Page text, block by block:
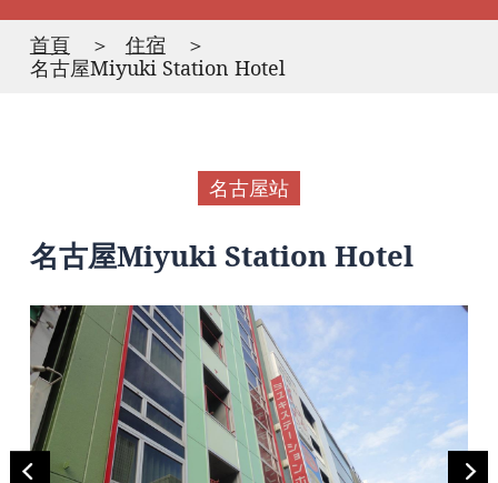
首頁
住宿
名古屋Miyuki Station Hotel
名古屋站
名古屋Miyuki Station Hotel